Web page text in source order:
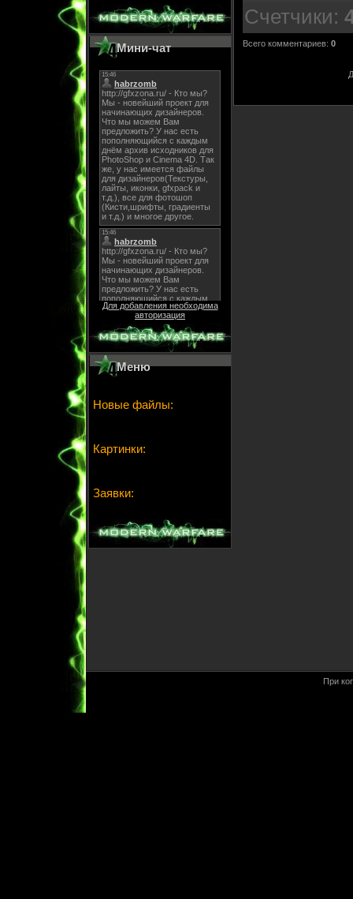
Мини-чат
Для добавления необходима
авторизация
Меню
Новые файлы:
Картинки:
Заявки:
Счетчики:
Всего комментариев: 0
При